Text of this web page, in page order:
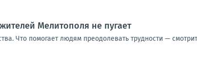
Мелитополя не пугает
Что помогает людям преодолевать трудности —